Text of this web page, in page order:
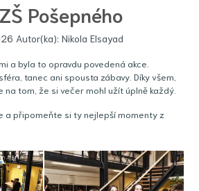
Pošepného
Autor(ka): Nikola Elsayad
a byla to opravdu povedená akce.
tanec ani spousta zábavy. Díky všem,
tom, že si večer mohl užít úplně každý.
a připomeňte si ty nejlepší momenty z